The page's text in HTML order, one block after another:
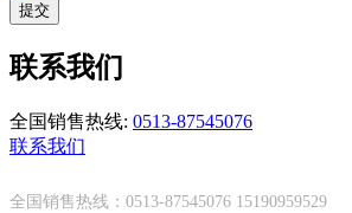
提交
联系我们
全国销售热线: 0513-87545076
联系我们
全国销售热线：0513-87545076 15190959529